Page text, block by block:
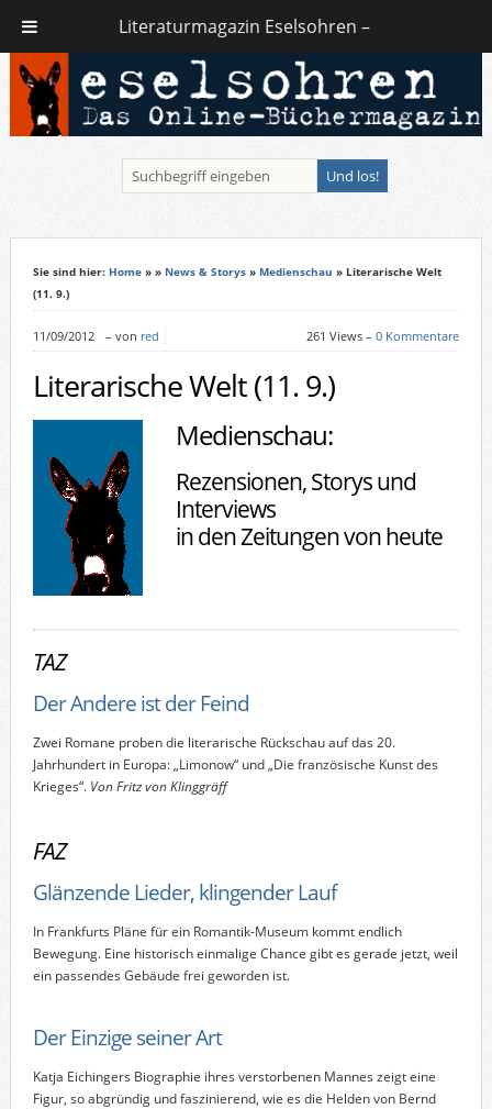
Sie sind hier: Home» » News & Storys» Medienschau » Literarische Welt
(11. 9.)
11/09/2012 – von red 261 Views –0 Kommentare
Literarische Welt (11. 9.)
Medienschau:
Rezensionen, Storys und
Interviews
in den Zeitungen von heute
TAZ
Der Andere ist der Feind
Zwei Romane proben die literarische Rückschau auf das 20.
Jahrhundert in Europa: „Limonow“ und „Die französische Kunst des
Krieges“. Von Fritz von Klinggräff
FAZ
Glänzende Lieder, klingender Lauf
In Frankfurts Pläne für ein Romantik-Museum kommt endlich
Bewegung. Eine historisch einmalige Chance gibt es gerade jetzt, weil
ein passendes Gebäude frei geworden ist.
Der Einzige seiner Art
Katja Eichingers Biographie ihres verstorbenen Mannes zeigt eine
Figur, so abgründig und faszinierend, wie es die Helden von Bernd
Literaturmagazin Eselsohren –